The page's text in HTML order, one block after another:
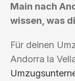
Main nach
wissen, was
Für deinen
Andorra la